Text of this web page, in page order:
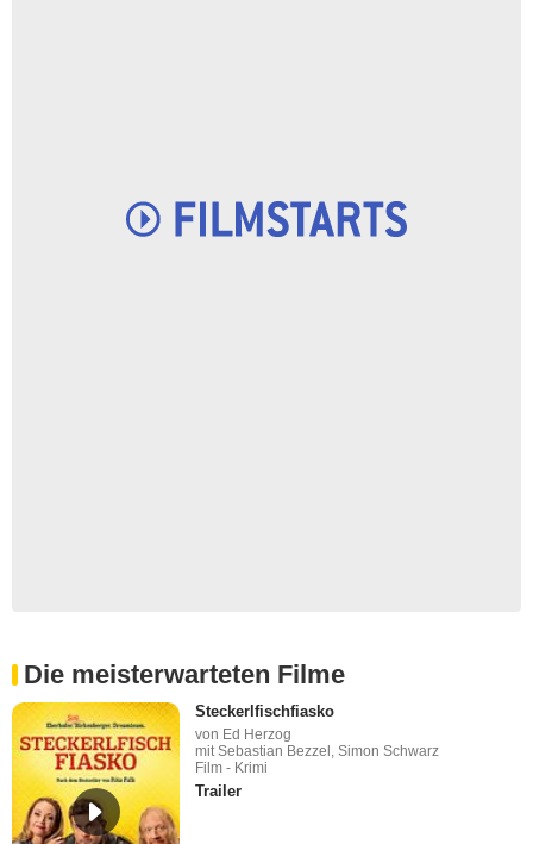
Die meisterwarteten Filme
Steckerlfischfiasko
von Ed Herzog
mit Sebastian Bezzel, Simon Schwarz
Film - Krimi
Trailer